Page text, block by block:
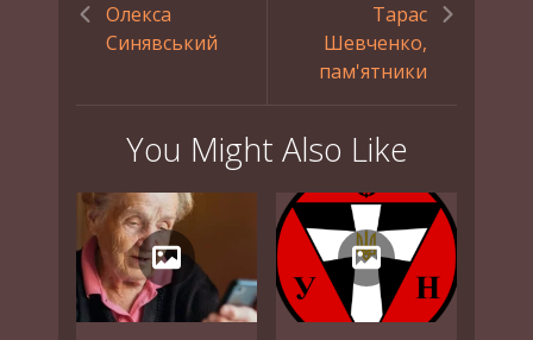
Олекса
Синявський
Тарас
Шевченко,
пам'ятники
You Might Also Like